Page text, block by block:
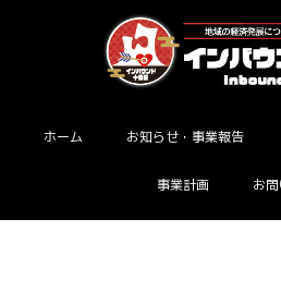
ホーム お知らせ・事業報告
事業計画 お